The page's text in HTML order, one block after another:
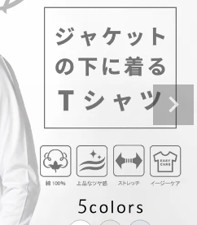
カートに入れる
カートに入れる
カートに入れる